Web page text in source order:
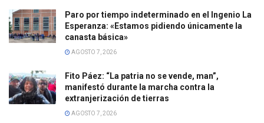
Paro por tiempo indeterminado en el Ingenio La
Esperanza: «Estamos pidiendo únicamente la
canasta básica»
AGOSTO 7, 2026
Fito Páez: “La patria no se vende, man”,
manifestó durante la marcha contra la
extranjerización de tierras
AGOSTO 7, 2026